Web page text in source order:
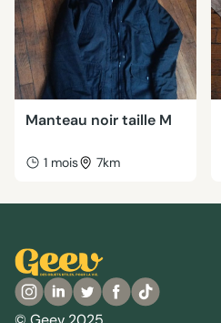
Manteau noir taille M
1 mois 7km